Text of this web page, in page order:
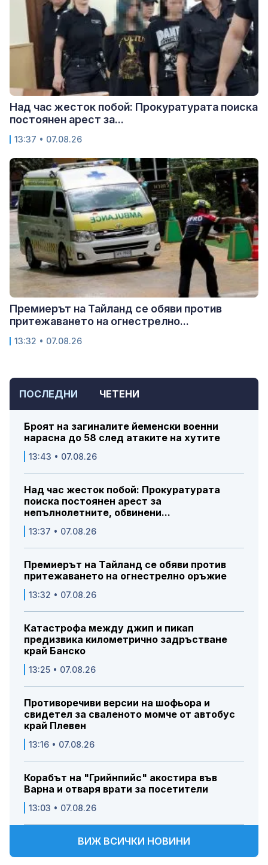
ПОСЛЕДНИ ЧЕТЕНИ
Броят на загиналите йеменски военни
нарасна до 58 след атаките на хутите
13:43 • 07.08.26
Над час жесток побой: Прокуратурата
поиска постоянен арест за
непълнолетните, обвинени...
13:37 • 07.08.26
Премиерът на Тайланд се обяви против
притежаването на огнестрелно оръжие
13:32 • 07.08.26
Катастрофа между джип и пикап
предизвика километрично задръстване
край Банско
13:25 • 07.08.26
Противоречиви версии на шофьора и
свидетел за сваленото момче от автобус
край Плевен
13:16 • 07.08.26
Корабът на "Грийнпийс" акостира във
Варна и отваря врати за посетители
13:03 • 07.08.26
ВИЖ ВСИЧКИ НОВИНИ
Над час жесток побой: Прокуратурата поиска
постоянен арест за...
13:37 • 07.08.26
Премиерът на Тайланд се обяви против
притежаването на огнестрелно...
13:32 • 07.08.26